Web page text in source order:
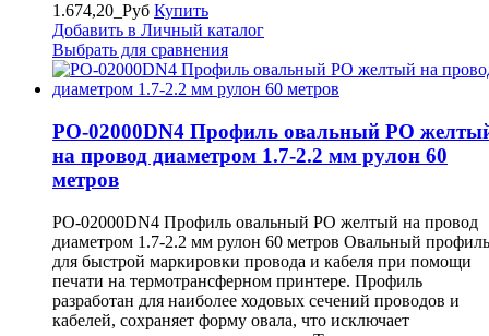
1.674,20_Руб Купить
Добавить в Личный каталог
Выбрать для сравнения
PO-02000DN4 Профиль овальный PO
на провод диаметром 1.7-2.2 мм рулон 60
метров
PO-02000DN4 Профиль овальный PO желтый на провод
диаметром 1.7-2.2 мм рулон 60 метров Овальный профиль
для быстрой маркировки провода и кабеля при помощи
печати на термотрансферном принтере. Профиль
разработан для наиболее ходовых сечений проводов и
кабелей, сохраняет форму овала, что исключает